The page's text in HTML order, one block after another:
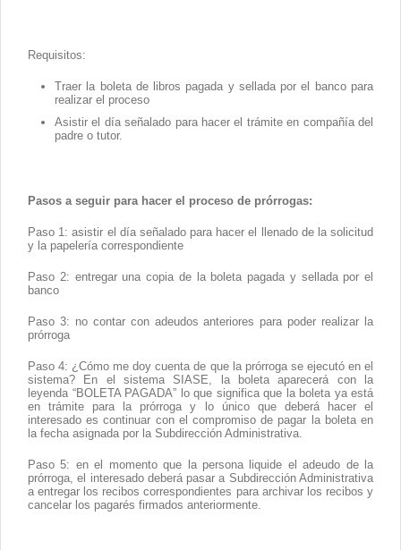
Requisitos:
Traer la boleta de libros pagada y sellada por el banco para
realizar el proceso
Asistir el día señalado para hacer el trámite en compañía del
padre o tutor.
Pasos a seguir para hacer el proceso de prórrogas:
Paso 1: asistir el día señalado para hacer el llenado de la solicitud
y la papelería correspondiente
Paso 2: entregar una copia de la boleta pagada y sellada por el
banco
Paso 3: no contar con adeudos anteriores para poder realizar la
prórroga
Paso 4: ¿Cómo me doy cuenta de que la prórroga se ejecutó en el
sistema? En el sistema SIASE, la boleta aparecerá con la
leyenda “BOLETA PAGADA” lo que significa que la boleta ya está
en trámite para la prórroga y lo único que deberá hacer el
interesado es continuar con el compromiso de pagar la boleta en
la fecha asignada por la Subdirección Administrativa.
Paso 5: en el momento que la persona liquide el adeudo de la
prórroga, el interesado deberá pasar a Subdirección Administrativa
a entregar los recibos correspondientes para archivar los recibos y
cancelar los pagarés firmados anteriormente.